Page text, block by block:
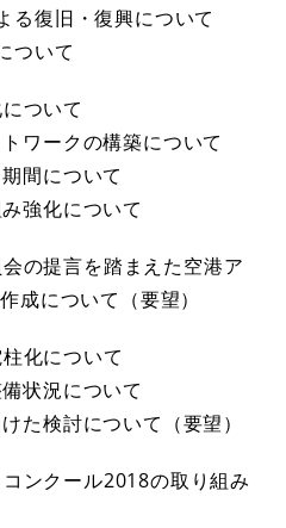
る復旧・復興について
ついて
について
ワークの構築について
間について
強化について
の提言を踏まえた空港ア
成について（要望）
化について
状況について
た検討について（要望）
ンクール2018の取り組み